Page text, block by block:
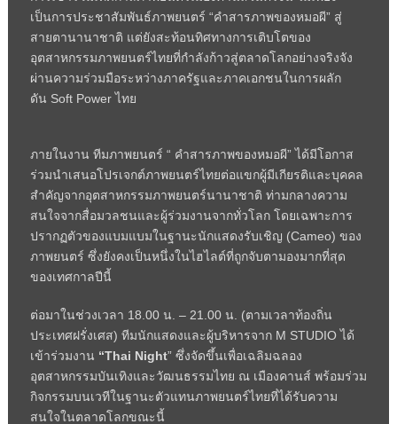
เป็นการประชาสัมพันธ์ภาพยนตร์ “คำสารภาพของหมอผี” สู่
สายตานานาชาติ แต่ยังสะท้อนทิศทางการเติบโตของ
อุตสาหกรรมภาพยนตร์ไทยที่กำลังก้าวสู่ตลาดโลกอย่างจริงจัง
ผ่านความร่วมมือระหว่างภาครัฐและภาคเอกชนในการผลัก
ดัน Soft Powerไทย
ภายในงาน ทีมภาพยนตร์ “ คำสารภาพของหมอผี” ได้มีโอกาส
ร่วมนำเสนอโปรเจกต์ภาพยนตร์ไทยต่อแขกผู้มีเกียรติและบุคคล
สำคัญจากอุตสาหกรรมภาพยนตร์นานาชาติ ท่ามกลางความ
สนใจจากสื่อมวลชนและผู้ร่วมงานจากทั่วโลก โดยเฉพาะการ
ปรากฏตัวของแบมแบมในฐานะนักแสดงรับเชิญ (Cameo) ของ
ภาพยนตร์ ซึ่งยังคงเป็นหนึ่งในไฮไลต์ที่ถูกจับตามองมากที่สุด
ของเทศกาลปีนี้
ต่อมาในช่วงเวลา 18.00 น. – 21.00 น. (ตามเวลาท้องถิ่น
ประเทศฝรั่งเศส) ทีมนักแสดงและผู้บริหารจาก M STUDIOได้
เข้าร่วมงาน “Thai Night” ซึ่งจัดขึ้นเพื่อเฉลิมฉลอง
อุตสาหกรรมบันเทิงและวัฒนธรรมไทย ณ เมืองคานส์ พร้อมร่วม
กิจกรรมบนเวทีในฐานะตัวแทนภาพยนตร์ไทยที่ได้รับความ
สนใจในตลาดโลกขณะนี้